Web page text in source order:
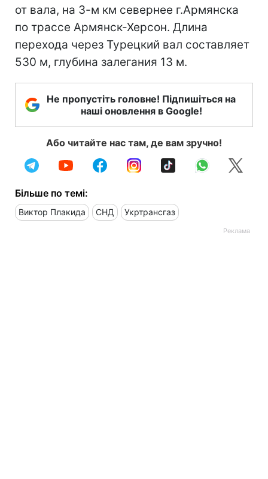
от вала, на 3-м км севернее г.Армянска
по трассе Армянск-Херсон. Длина
перехода через Турецкий вал составляет
530 м, глубина залегания 13 м.
Не пропустіть головне! Підпишіться на
наші оновлення в Google!
Або читайте нас там, де вам зручно!
Більше по темі:
Виктор Плакида СНД Укртрансгаз